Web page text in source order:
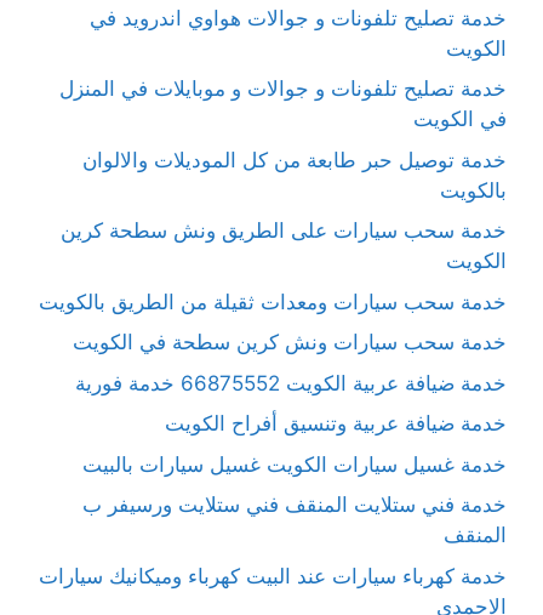
خدمة تصليح تلفونات و جوالات هواوي اندرويد في
الكويت
خدمة تصليح تلفونات و جوالات و موبايلات في المنزل
في الكويت
خدمة توصيل حبر طابعة من كل الموديلات والالوان
بالكويت
خدمة سحب سيارات على الطريق ونش سطحة كرين
الكويت
خدمة سحب سيارات ومعدات ثقيلة من الطريق بالكويت
خدمة سحب سيارات ونش كرين سطحة في الكويت
خدمة ضيافة عربية الكويت 66875552 خدمة فورية
خدمة ضيافة عربية وتنسيق أفراح الكويت
خدمة غسيل سيارات الكويت غسيل سيارات بالبيت
خدمة فني ستلايت المنقف فني ستلايت ورسيفر ب
المنقف
خدمة كهرباء سيارات عند البيت كهرباء وميكانيك سيارات
الاحمدي